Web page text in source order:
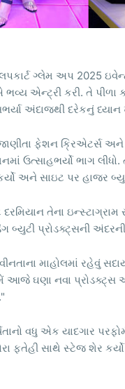
ગ્લેમ અપ 2025
ભવ્ય એન્ટ્રી કરી. તે
અંદાજથી દરેકનું ધ્યાન
ફેશન ક્રિએટર્સ અને
ઉત્સાહભર્યો ભાગ
અને સાઇટ પર હાજર
તેના
બ્યુટી પ્રોડક્ટ્સની
માહોલમાં રહેવું
આજે ઘણા નવા
વધુ એક યાદગાર
ફતેહી સાથે સ્ટેજ શેર